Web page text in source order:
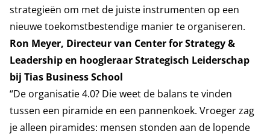
strategieën om met de juiste instrumenten op een
nieuwe toekomstbestendige manier te organiseren.
Ron Meyer, Directeur van Center for Strategy &
Leadership en hoogleraar Strategisch Leiderschap
bij Tias Business School
“De organisatie 4.0? Die weet de balans te vinden
tussen een piramide en een pannenkoek. Vroeger zag
je alleen piramides: mensen stonden aan de lopende